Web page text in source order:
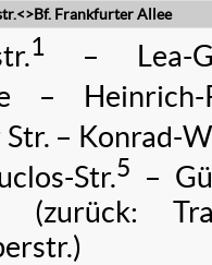
Frankfurter Allee
1 – Lea-
– Heinrich-
– Konrad-
Str.5
–
(zurück: